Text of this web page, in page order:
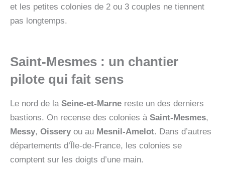
et les petites colonies de 2 ou 3 couples ne tiennent
pas longtemps.
Saint-Mesmes : un chantier
pilote qui fait sens
Le nord de la Seine-et-Marne reste un des derniers
bastions. On recense des colonies à Saint-Mesmes,
Messy, Oissery ou au Mesnil-Amelot. Dans d’autres
départements d’Île-de-France, les colonies se
comptent sur les doigts d’une main.